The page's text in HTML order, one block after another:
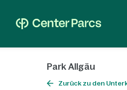
Park Allgäu
Zurück zu den